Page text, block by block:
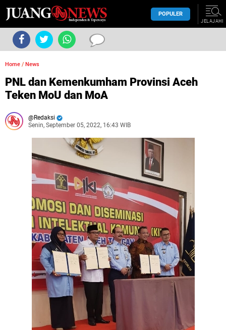
POPULER
JELAJAHI
Home / News
PNL dan Kemenkumham Provinsi Aceh
Teken MoU dan MoA
Redaksi
Senin, September 05, 2022, 16:43 WIB